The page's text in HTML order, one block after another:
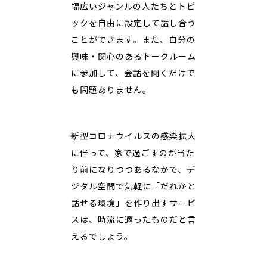
幅広いジャンルの人たちとトピ
ックを自由に設定して話し合う
ことができます。また、自分の
興味・関心のあるトークルーム
に参加して、会話を聞くだけで
も問題ありません。
新型コロナウイルスの感染拡大
に伴って、家で過ごすのが当た
り前になりつつあるなかで、デ
ジタル空間で気軽に「だれかと
話せる環境」を作り出すサービ
スは、時流に適ったものだと言
えるでしょう。